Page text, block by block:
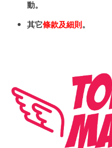
動。
其它條款及細則 。